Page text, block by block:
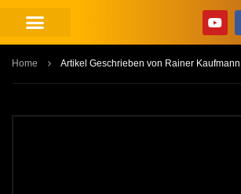
Home Artikel Geschrieben von Rainer Kaufmann